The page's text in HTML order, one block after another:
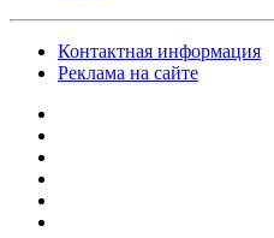
Контактная информация
Реклама на сайте